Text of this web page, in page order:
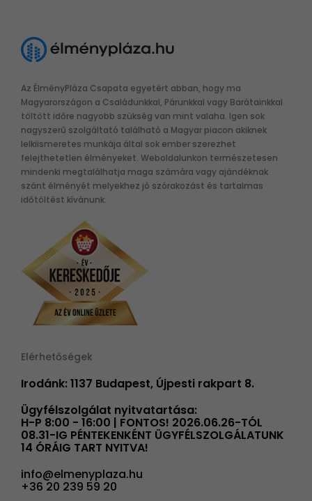
Az ÉlményPláza Csapata egyetért abban, hogy ma
Magyarországon a Családunkkal, Párunkkal vagy Barátainkkal
töltött időre nagyobb szükség van mint valaha. Igen sok
nagyszerű szolgáltató található a Magyar piacon akiknek
lelkiismeretes munkája által sok ember szerezhet
felejthetetlen élményeket. Weboldalunkon természetesen
mindenki megtalálhatja maga számára vagy ajándéknak
szánt élményét melyekhez jó szórakozást és tartalmas
időtöltést kívánunk.
Elérhetőségek
Irodánk: 1137 Budapest, Újpesti rakpart 8.
Ügyfélszolgálat nyitvatartása:
H-P 8:00 - 16:00 | FONTOS! 2026.06.26-TÓL
08.31-IG PÉNTEKENKÉNT ÜGYFÉLSZOLGÁLATUNK
14 ÓRÁIG TART NYITVA!
info@elmenyplaza.hu
+36 20 239 59 20